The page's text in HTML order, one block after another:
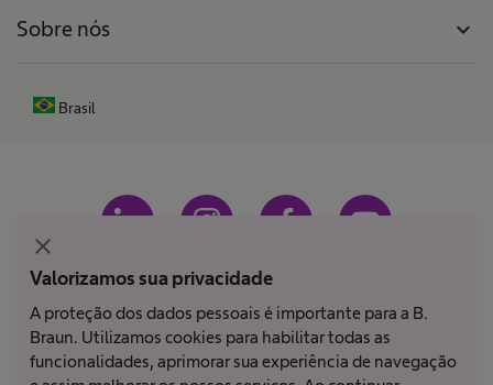
Sobre nós expand_more
Brasil
Impressão
Termos e condições
Valorizamos sua privacidade
A proteção dos dados pessoais é importante para a B.
Braun. Utilizamos cookies para habilitar todas as
funcionalidades, aprimorar sua experiência de navegação
close